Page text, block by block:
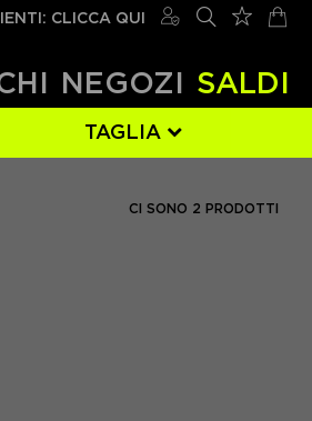
CLICCA QUI
NEGOZI SALDI
TAGLIA
CI SONO 2 PRODOTTI